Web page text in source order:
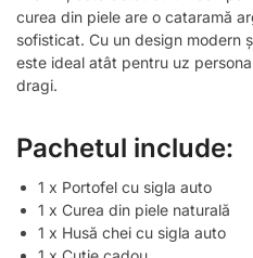
curea din piele are o cataramă
sofisticat. Cu un design modern
este ideal atât pentru uz
dragi.
Pachetul include:
1 x Portofel cu sigla auto
1 x Curea din piele naturală
1 x Husă chei cu sigla auto